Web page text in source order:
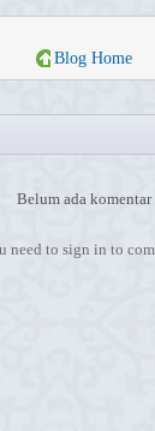
Blog Home
Belum ada komentar
need to sign in to